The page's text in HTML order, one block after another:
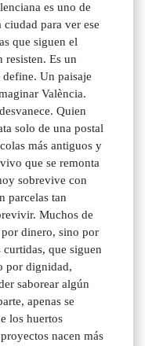
es uno de
para ver ese
que siguen el
resisten. Es un
Un paisaje
València.
Quien
solo de una postal
más antiguos y
que se remonta
sobrevive con
parcelas tan
Muchos de
dinero, sino por
que siguen
por dignidad,
saborear algún
apenas se
los huertos
nacen más